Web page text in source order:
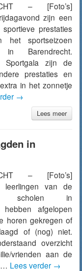
– [Foto’s]
zijn een
prestaties
het sportseizoen
in Barendrecht.
Sportgala zijn de
prestaties en
in het zonnetje
→
Lees meer
in
– [Foto’s]
leerlingen van de
scholen in
hebben afgelopen
horen gekregen of
of (nog) niet.
overzicht
vrienden aan de
… Lees verder →